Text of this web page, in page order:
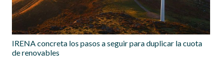
IRENA concreta los pasos a seguir para duplicar la cuota
de renovables